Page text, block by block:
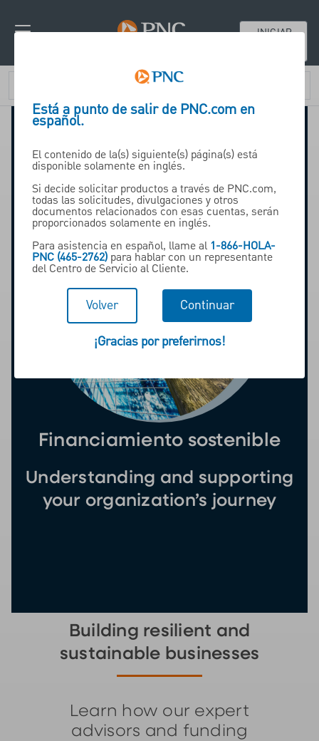
INICIAR
Financiamiento sostenible
Understanding and supporting
your organization’s journey
Building resilient and
sustainable businesses
Learn how our expert
advisors and funding
Está a punto de salir de PNC.com en
español.
El contenido de la(s) siguiente(s) página(s) está
disponible solamente en inglés.
Si decide solicitar productos a través de PNC.com,
todas las solicitudes, divulgaciones y otros
documentos relacionados con esas cuentas, serán
proporcionados solamente en inglés.
Para asistencia en español, llame al 1-866-HOLA-
PNC (465-2762)para hablar con un representante
del Centro de Servicio al Cliente.
Volver Continuar
¡Gracias por preferirnos!